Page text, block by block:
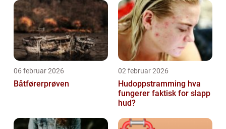
06 februar 2026
Båtførerprøven
02 februar 2026
Hudoppstramming hva
fungerer faktisk for slapp
hud?